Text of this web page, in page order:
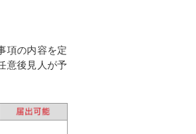
項の内容を定
意後見人が予